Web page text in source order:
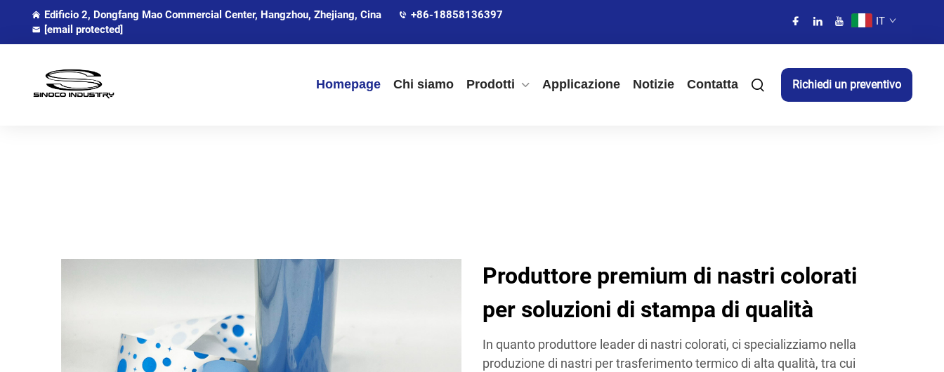
Edificio 2, Dongfang Mao Commercial Center, Hangzhou, Zhejiang, Cina
+86-18858136397
[email protected]
IT
Homepage Chi siamo Prodotti Applicazione Notizie Contatta Richiedi un preventivo
Produttore premium di nastri colorati
per soluzioni di stampa di qualità
In quanto produttore leader di nastri colorati, ci specializziamo nella
produzione di nastri per trasferimento termico di alta qualità, tra cui